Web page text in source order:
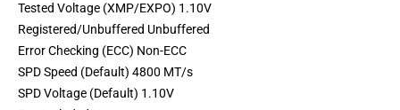
Tested Voltage (XMP/EXPO) 1.10V
Registered/Unbuffered Unbuffered
Error Checking (ECC) Non-ECC
SPD Speed (Default) 4800 MT/s
SPD Voltage (Default) 1.10V